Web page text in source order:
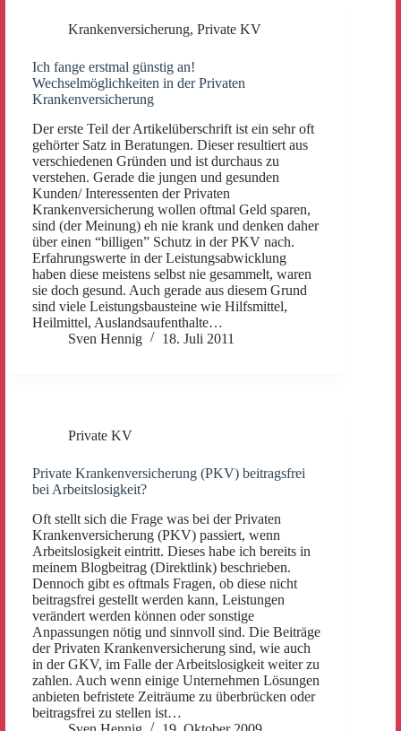
Krankenversicherung, Private KV
Ich fange erstmal günstig an!
Wechselmöglichkeiten in der Privaten
Krankenversicherung
Der erste Teil der Artikelüberschrift ist ein sehr oft
gehörter Satz in Beratungen. Dieser resultiert aus
verschiedenen Gründen und ist durchaus zu
verstehen. Gerade die jungen und gesunden
Kunden/ Interessenten der Privaten
Krankenversicherung wollen oftmal Geld sparen,
sind (der Meinung) eh nie krank und denken daher
über einen “billigen” Schutz in der PKV nach.
Erfahrungswerte in der Leistungsabwicklung
haben diese meistens selbst nie gesammelt, waren
sie doch gesund. Auch gerade aus diesem Grund
sind viele Leistungsbausteine wie Hilfsmittel,
Heilmittel, Auslandsaufenthalte…
Sven Hennig
18. Juli 2011
Private KV
Private Krankenversicherung (PKV) beitragsfrei
bei Arbeitslosigkeit?
Oft stellt sich die Frage was bei der Privaten
Krankenversicherung (PKV) passiert, wenn
Arbeitslosigkeit eintritt. Dieses habe ich bereits in
meinem Blogbeitrag (Direktlink) beschrieben.
Dennoch gibt es oftmals Fragen, ob diese nicht
beitragsfrei gestellt werden kann, Leistungen
verändert werden können oder sonstige
Anpassungen nötig und sinnvoll sind. Die Beiträge
der Privaten Krankenversicherung sind, wie auch
in der GKV, im Falle der Arbeitslosigkeit weiter zu
zahlen. Auch wenn einige Unternehmen Lösungen
anbieten befristete Zeiträume zu überbrücken oder
beitragsfrei zu stellen ist…